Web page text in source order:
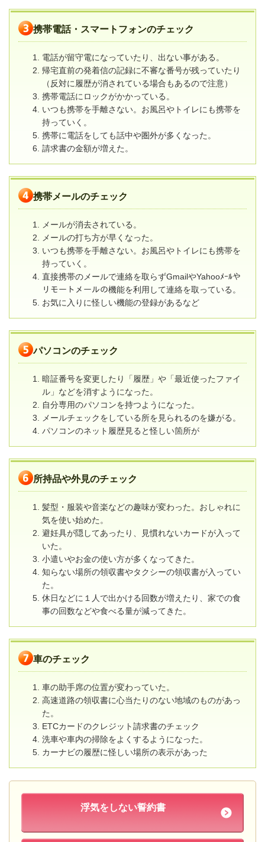
携帯電話・スマートフォンのチェック
電話が留守電になっていたり、出ない事がある。
帰宅直前の発着信の記録に不審な番号が残っていたり
（反対に履歴が消されている場合もあるので注意）
携帯電話にロックがかかっている。
いつも携帯を手離さない。お風呂やトイレにも携帯を
持っていく。
携帯に電話をしても話中や圏外が多くなった。
請求書の金額が増えた。
携帯メールのチェック
メールが消去されている。
メールの打ち方が早くなった。
いつも携帯を手離さない。お風呂やトイレにも携帯を
持っていく。
直接携帯のメールで連絡を取らずGmailやYahooﾒｰﾙや
リモートメールの機能を利用して連絡を取っている。
お気に入りに怪しい機能の登録があるなど
パソコンのチェック
暗証番号を変更したり「履歴」や「最近使ったファイ
ル」などを消すようになった。
自分専用のパソコンを持つようになった。
メールチェックをしている所を見られるのを嫌がる。
パソコンのネット履歴見ると怪しい箇所が
所持品や外見のチェック
髪型・服装や音楽などの趣味が変わった。おしゃれに
気を使い始めた。
避妊具が隠してあったり、見慣れないカードが入って
いた。
小遣いやお金の使い方が多くなってきた。
知らない場所の領収書やタクシーの領収書が入ってい
た。
休日などに１人で出かける回数が増えたり、家での食
事の回数などや食べる量が減ってきた。
車のチェック
車の助手席の位置が変わっていた。
高速道路の領収書に心当たりのない地域のものがあっ
た。
ETCカードのクレジット請求書のチェック
洗車や車内の掃除をよくするようになった。
カーナビの履歴に怪しい場所の表示があった
浮気をしない誓約書